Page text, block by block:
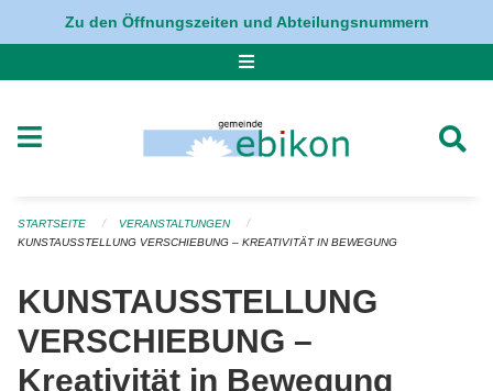
Navigation überspringen
Zu den Öffnungszeiten und Abteilungsnummern
STARTSEITE
VERANSTALTUNGEN
KUNSTAUSSTELLUNG VERSCHIEBUNG – KREATIVITÄT IN BEWEGUNG
KUNSTAUSSTELLUNG
VERSCHIEBUNG –
Kreativität in Bewegung